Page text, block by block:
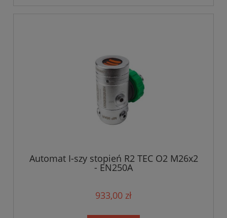
Automat I-szy stopień R2 TEC O2 M26x2
- EN250A
933,00 zł